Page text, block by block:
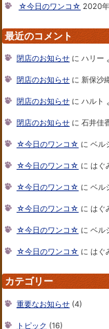
☆今日のワンコ☆ 2020
最近のコメント
閉店のお知らせ に ハリー
閉店のお知らせ に 新保沙
閉店のお知らせ に ハルト
閉店のお知らせ に 石井佳
☆今日のワンコ☆ に ベル
☆今日のワンコ☆ に はぐ
☆今日のワンコ☆ に ベル
☆今日のワンコ☆ に はぐ
☆今日のワンコ☆ に ベル
☆今日のワンコ☆ に はぐ
カテゴリー
重要なお知らせ (4)
トピック (16)